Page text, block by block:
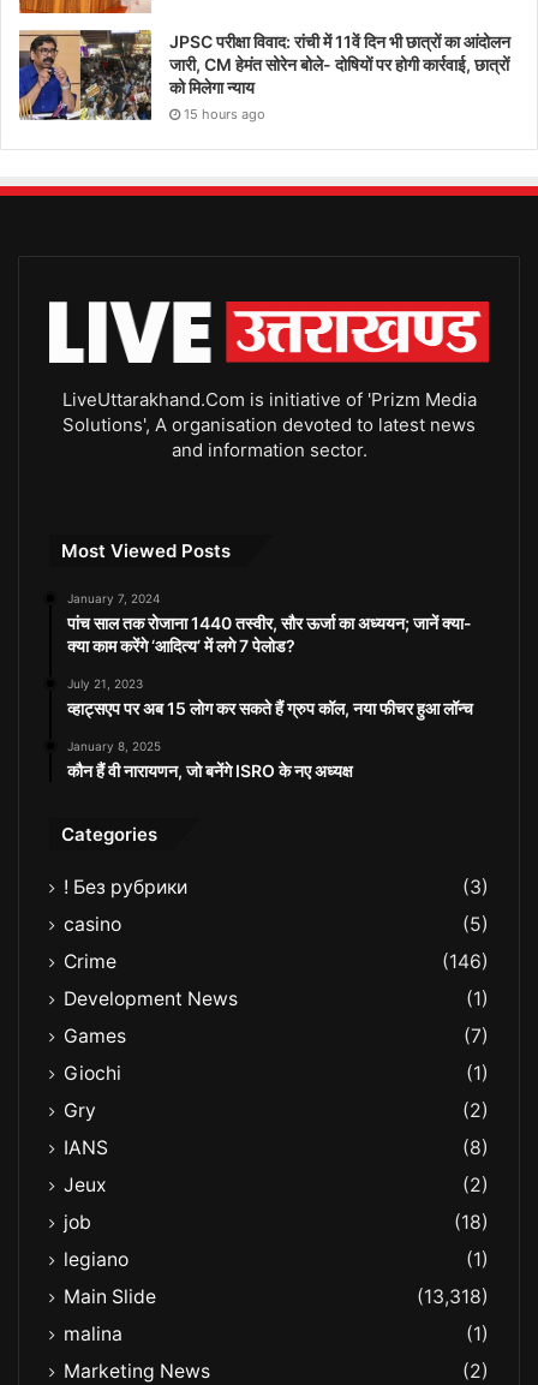
JPSC परीक्षा विवाद: रांची में 11वें दिन भी छात्रों का आंदोलन
जारी, CM हेमंत सोरेन बोले- दोषियों पर होगी कार्रवाई, छात्रों
को मिलेगा न्याय
15 hours ago
LiveUttarakhand.Com is initiative of 'Prizm Media
Solutions', A organisation devoted to latest news
and information sector.
Most Viewed Posts
January 7, 2024
पांच साल तक रोजाना 1440 तस्वीर, सौर ऊर्जा का अध्ययन; जानें क्या-
क्या काम करेंगे ‘आदित्य’ में लगे 7 पेलोड?
July 21, 2023
व्हाट्सएप पर अब 15 लोग कर सकते हैं ग्रुप कॉल, नया फीचर हुआ लॉन्च
January 8, 2025
कौन हैं वी नारायणन, जो बनेंगे ISRO के नए अध्यक्ष
Categories
! Без рубрики
(3)
casino
(5)
Crime
(146)
Development News
(1)
Games
(7)
Giochi
(1)
Gry
(2)
IANS
(8)
Jeux
(2)
job
(18)
legiano
(1)
Main Slide
(13,318)
malina
(1)
Marketing News
(2)